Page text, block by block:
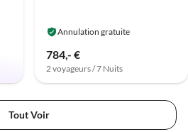
Annulation gratuite
784,- €
2 voyageurs / 7 Nuits
Tout Voir